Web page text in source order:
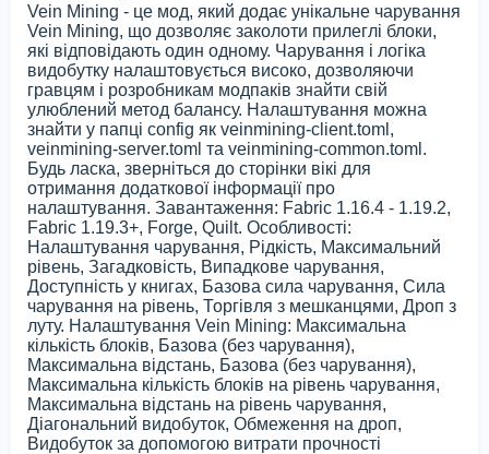
Vein Mining - це мод, який додає унікальне чарування
Vein Mining, що дозволяє заколоти прилеглі блоки,
які відповідають один одному. Чарування і логіка
видобутку налаштовується високо, дозволяючи
гравцям і розробникам модпаків знайти свій
улюблений метод балансу. Налаштування можна
знайти у папці config як veinmining-client.toml,
veinmining-server.toml та veinmining-common.toml.
Будь ласка, зверніться до сторінки вікі для
отримання додаткової інформації про
налаштування. Завантаження: Fabric 1.16.4 - 1.19.2,
Fabric 1.19.3+, Forge, Quilt. Особливості:
Налаштування чарування, Рідкість, Максимальний
рівень, Загадковість, Випадкове чарування,
Доступність у книгах, Базова сила чарування, Сила
чарування на рівень, Торгівля з мешканцями, Дроп з
луту. Налаштування Vein Mining: Максимальна
кількість блоків, Базова (без чарування),
Максимальна відстань, Базова (без чарування),
Максимальна кількість блоків на рівень чарування,
Максимальна відстань на рівень чарування,
Діагональний видобуток, Обмеження на дроп,
Видобуток за допомогою витрати прочності